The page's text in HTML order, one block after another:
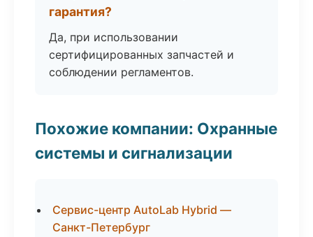
гарантия?
Да, при использовании
сертифицированных запчастей и
соблюдении регламентов.
Похожие компании: Охранные
системы и сигнализации
Сервис-центр AutoLab Hybrid —
Санкт-Петербург